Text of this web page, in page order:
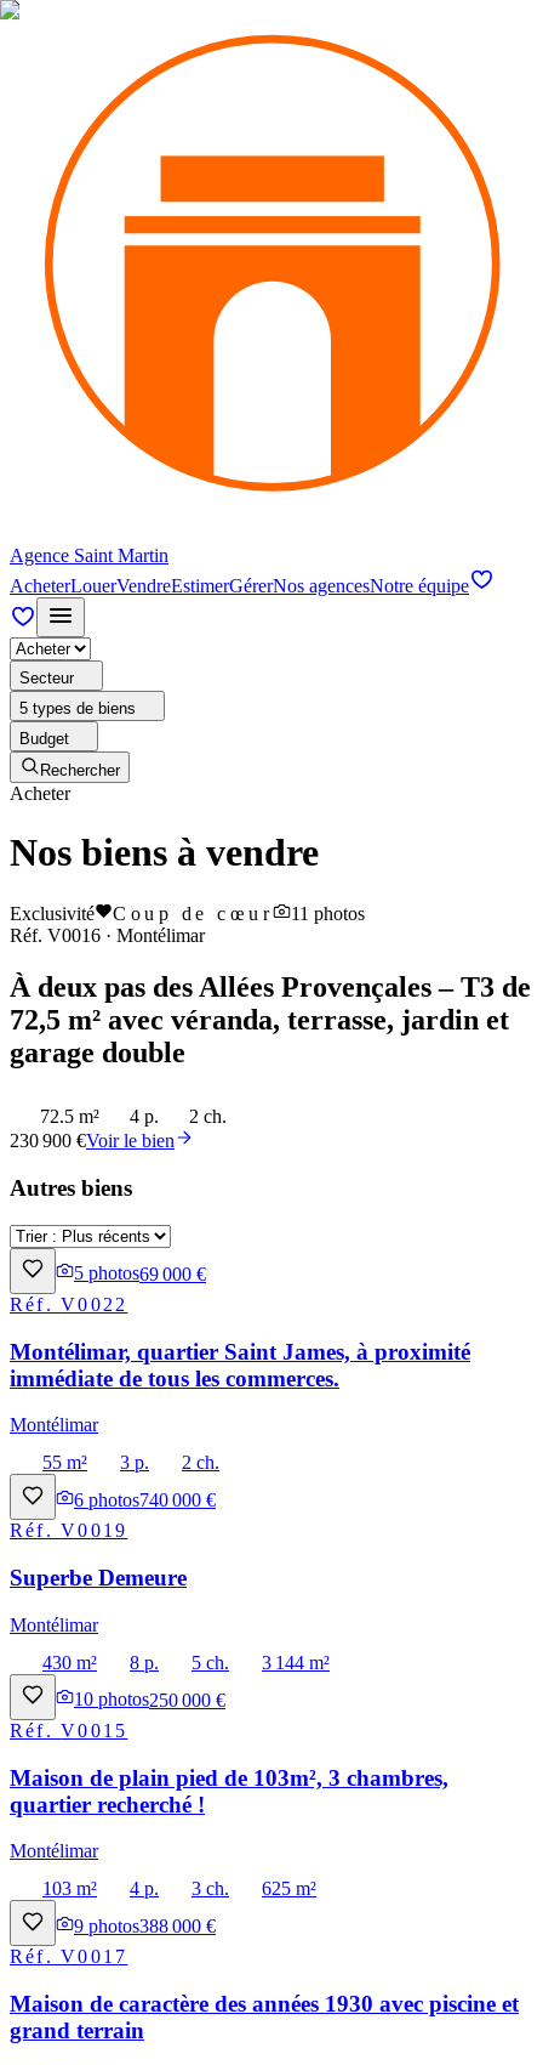
Agence Saint Martin
AcheterLouerVendreEstimerGérerNos agencesNotre équipe
Secteur
5 types de biens
Budget
Rechercher
Acheter
Nos biens à vendre
Exclusivité Coup de cœur 11 photos
Réf. V0016 · Montélimar
À deux pas des Allées Provençales – T3 de
72,5 m² avec véranda, terrasse, jardin et
garage double
72.5 m² 4 p.
2 ch.
230 900 €Voir le bien
Autres biens
5 photos69 000 €
Réf.V0022
Montélimar, quartier Saint James, à proximité
immédiate de tous les commerces.
Montélimar
55 m²
3 p.
2 ch.
6 photos740 000 €
Réf.V0019
Superbe Demeure
Montélimar
430 m²
8 p. 5 ch.
3 144 m²
10 photos250 000 €
Réf.V0015
Maison de plain pied de 103m², 3 chambres,
quartier recherché !
Montélimar
103 m²
4 p. 3 ch.
625 m²
9 photos388 000 €
Réf.V0017
Maison de caractère des années 1930 avec piscine et
grand terrain